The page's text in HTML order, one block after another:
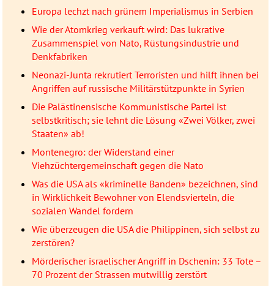
Europa lechzt nach grünem Imperialismus in Serbien
Wie der Atomkrieg verkauft wird: Das lukrative
Zusammenspiel von Nato, Rüstungsindustrie und
Denkfabriken
Neonazi-Junta rekrutiert Terroristen und hilft ihnen bei
Angriffen auf russische Militärstützpunkte in Syrien
Die Palästinensische Kommunistische Partei ist
selbstkritisch; sie lehnt die Lösung «Zwei Völker, zwei
Staaten» ab!
Montenegro: der Widerstand einer
Viehzüchtergemeinschaft gegen die Nato
Was die USA als «kriminelle Banden» bezeichnen, sind
in Wirklichkeit Bewohner von Elendsvierteln, die
sozialen Wandel fordern
Wie überzeugen die USA die Philippinen, sich selbst zu
zerstören?
Mörderischer israelischer Angriff in Dschenin: 33 Tote –
70 Prozent der Strassen mutwillig zerstört